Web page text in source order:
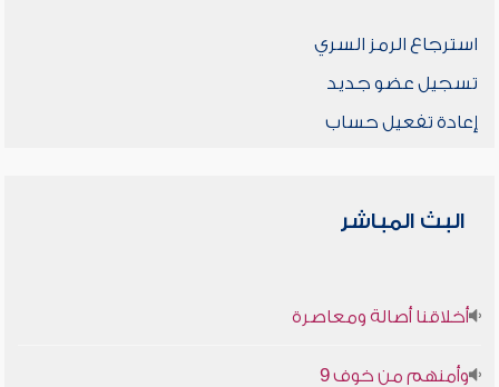
استرجاع الرمز السري
تسجيل عضو جديد
إعادة تفعيل حساب
البث المباشر
أخلاقنا أصالة ومعاصرة
وأمنهم من خوف 9